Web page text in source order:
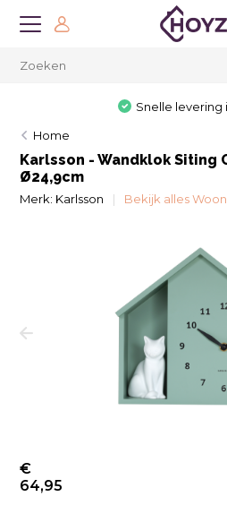
Snelle levering
Home
Karlsson - Wandklok Siting
Ø24,9cm
Merk: Karlsson Bekijk alles
€
64,95